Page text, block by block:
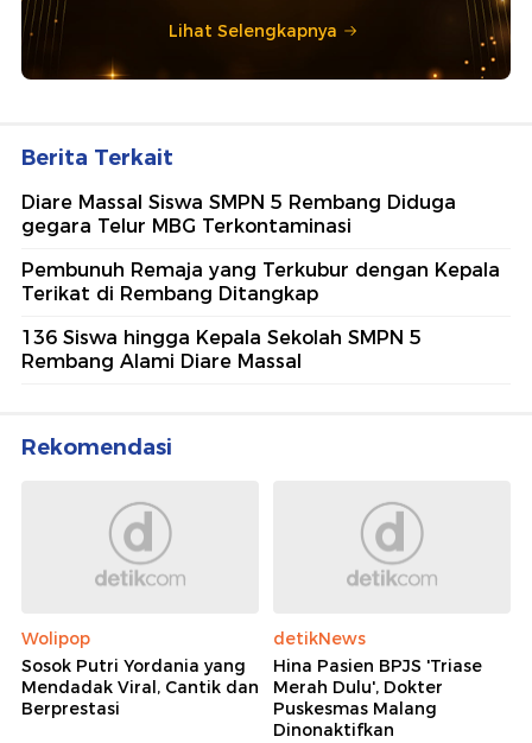
Lihat Selengkapnya
Berita Terkait
Diare Massal Siswa SMPN 5 Rembang Diduga
gegara Telur MBG Terkontaminasi
Pembunuh Remaja yang Terkubur dengan Kepala
Terikat di Rembang Ditangkap
136 Siswa hingga Kepala Sekolah SMPN 5
Rembang Alami Diare Massal
Rekomendasi
Wolipop
Sosok Putri Yordania yang
Mendadak Viral, Cantik dan
Berprestasi
detikNews
Hina Pasien BPJS 'Triase
Merah Dulu', Dokter
Puskesmas Malang
Dinonaktifkan